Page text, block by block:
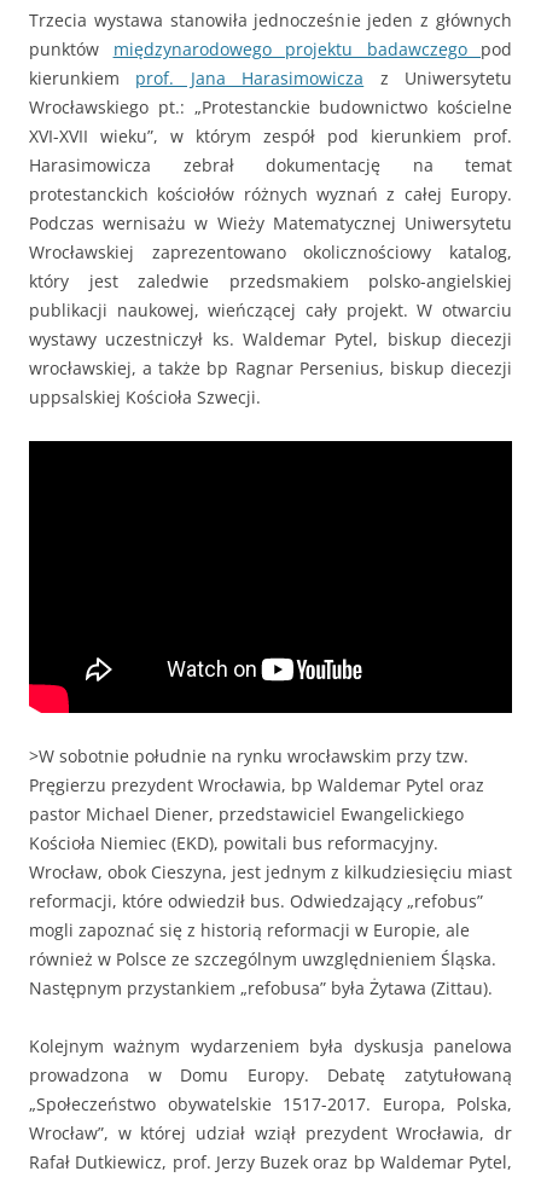
Trzecia wystawa stanowiła jednocześnie jeden z głównych
punktów międzynarodowego projektu badawczego pod
kierunkiem prof. Jana Harasimowicza z Uniwersytetu
Wrocławskiego pt.: „Protestanckie budownictwo kościelne
XVI-XVII wieku”, w którym zespół pod kierunkiem prof.
Harasimowicza zebrał dokumentację na temat
protestanckich kościołów różnych wyznań z całej Europy.
Podczas wernisażu w Wieży Matematycznej Uniwersytetu
Wrocławskiej zaprezentowano okolicznościowy katalog,
który jest zaledwie przedsmakiem polsko-angielskiej
publikacji naukowej, wieńczącej cały projekt. W otwarciu
wystawy uczestniczył ks. Waldemar Pytel, biskup diecezji
wrocławskiej, a także bp Ragnar Persenius, biskup diecezji
uppsalskiej Kościoła Szwecji.
>W sobotnie południe na rynku wrocławskim przy tzw.
Pręgierzu prezydent Wrocławia, bp Waldemar Pytel oraz
pastor Michael Diener, przedstawiciel Ewangelickiego
Kościoła Niemiec (EKD), powitali bus reformacyjny.
Wrocław, obok Cieszyna, jest jednym z kilkudziesięciu miast
reformacji, które odwiedził bus. Odwiedzający „refobus”
mogli zapoznać się z historią reformacji w Europie, ale
również w Polsce ze szczególnym uwzględnieniem Śląska.
Następnym przystankiem „refobusa” była Żytawa (Zittau).
Kolejnym ważnym wydarzeniem była dyskusja panelowa
prowadzona w Domu Europy. Debatę zatytułowaną
„Społeczeństwo obywatelskie 1517-2017. Europa, Polska,
Wrocław”, w której udział wziął prezydent Wrocławia, dr
Rafał Dutkiewicz, prof. Jerzy Buzek oraz bp Waldemar Pytel,